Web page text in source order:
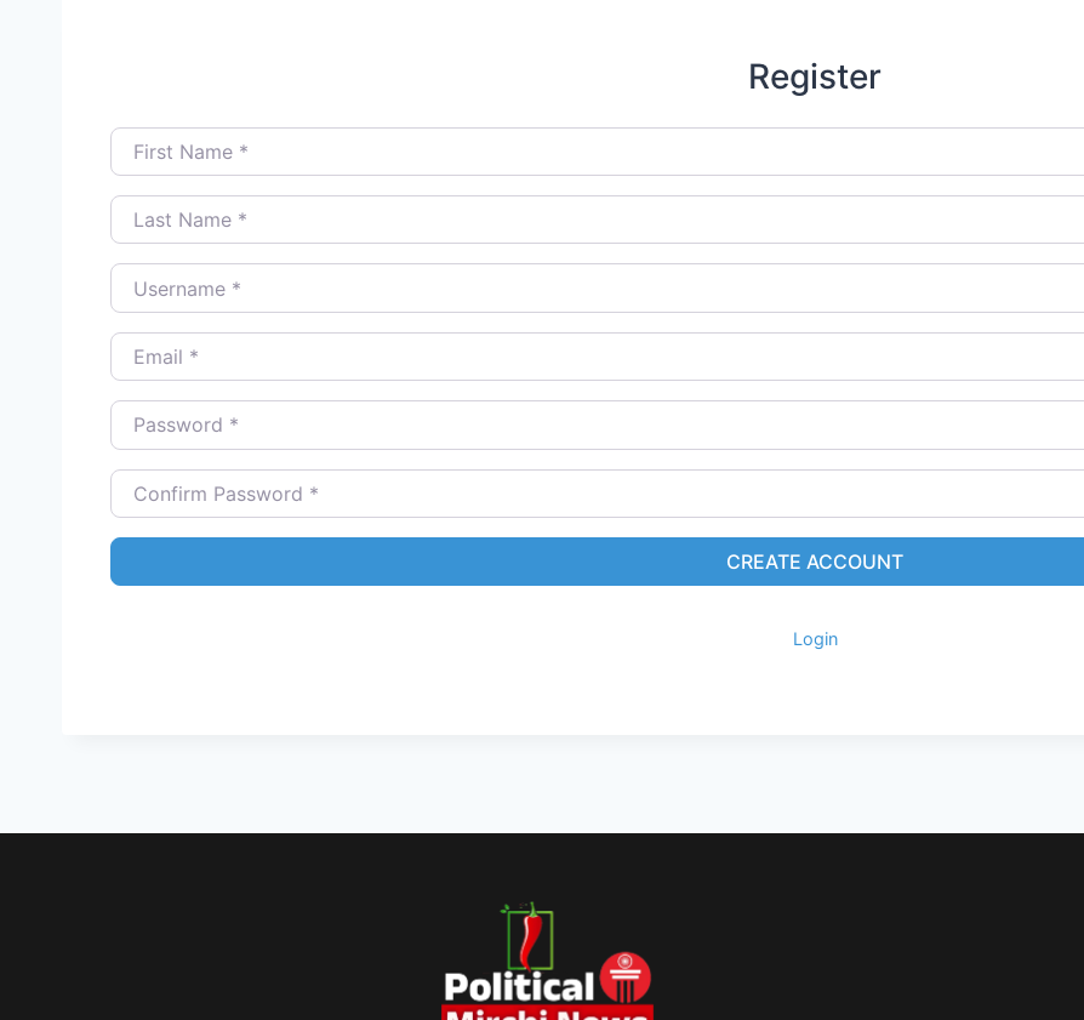
Register
First Name
Last Name
Username
Email
Password
Confirm Password
CREATE ACCOUNT
Login